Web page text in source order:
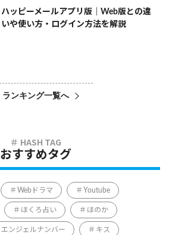
ハッピーメールアプリ版｜Web版との違
いや使い方・ログイン方法を解説
ランキング一覧へ
おすすめタグ
Webドラマ Youtube
ほくろ占い ほのか
エンジェルナンバー キス